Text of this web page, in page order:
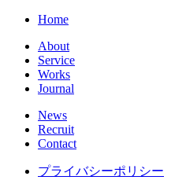
Home
About
Service
Works
Journal
News
Recruit
Contact
プライバシーポリシー